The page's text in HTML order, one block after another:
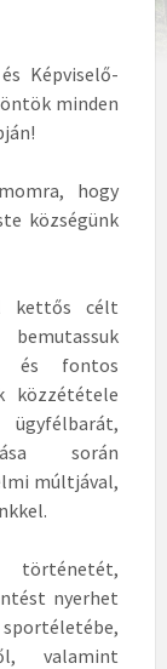
Képviselő-
minden
hogy
községünk
kettős célt
és fontos
közzététele
során
múltjával,
nyerhet
valamint